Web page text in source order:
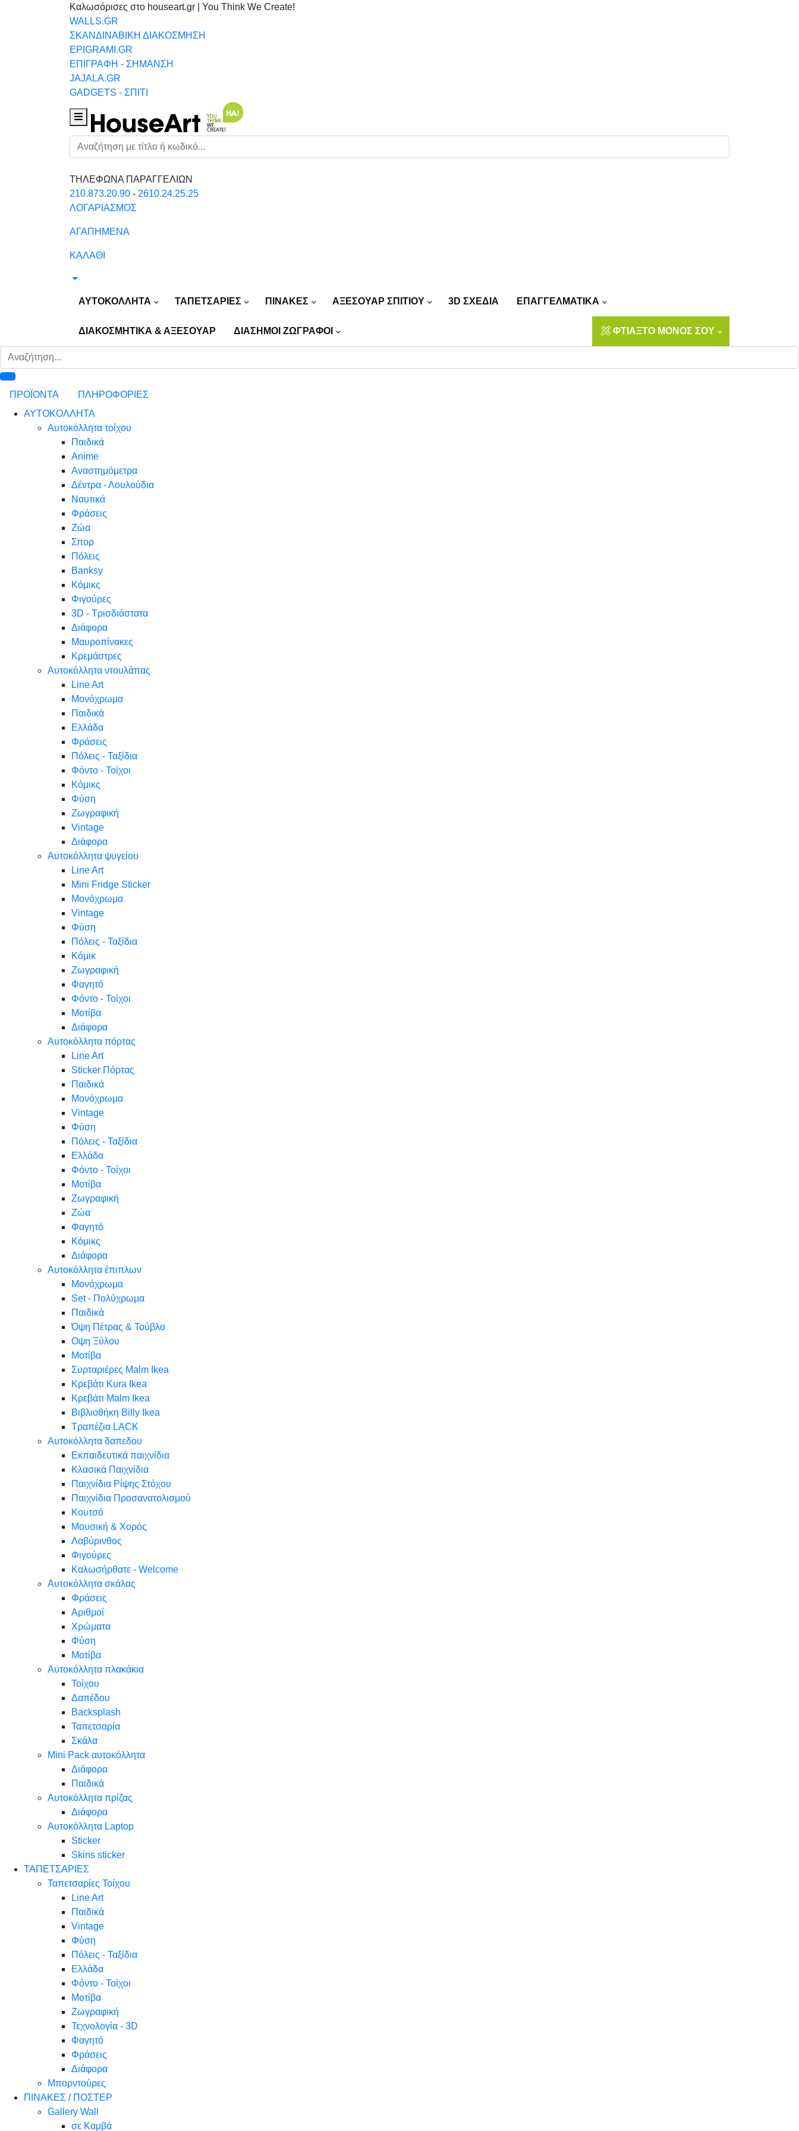
Καλωσόρισες στο houseart.gr | You Think We Create!
WALLS.GR
ΣΚΑΝΔΙΝΑΒΙΚΗ ΔΙΑΚΟΣΜΗΣΗ
EPIGRAMI.GR
ΕΠΙΓΡΑΦΗ - ΣΗΜΑΝΣΗ
JAJALA.GR
GADGETS - ΣΠΙΤΙ
Houseart Menu
Αναζήτηση
ΤΗΛΕΦΩΝΑ ΠΑΡΑΓΓΕΛΙΩΝ
210.873.20.90 - 2610.24.25.25
ΛΟΓΑΡΙΑΣΜΟΣ
ΑΓΑΠΗΜΕΝΑ
ΚΑΛΑΘΙ
ΑΥΤΟΚΟΛΛΗΤΑ ΤΑΠΕΤΣΑΡΙΕΣ ΠΙΝΑΚΕΣ ΑΞΕΣΟΥΑΡ ΣΠΙΤΙΟΥ 3D ΣΧΕΔΙΑ ΕΠΑΓΓΕΛΜΑΤΙΚΑ
ΔΙΑΚΟΣΜΗΤΙΚΑ & ΑΞΕΣΟΥΑΡ ΔΙΑΣΗΜΟΙ ΖΩΓΡΑΦΟΙ ΦΤΙΑΞΤΟ ΜΟΝΟΣ ΣΟΥ
ΠΡΟΪΟΝΤΑ
ΠΛΗΡΟΦΟΡΙΕΣ
ΑΥΤΟΚΟΛΛΗΤΑ
Αυτοκόλλητα τοίχου
Παιδικά
Anime
Αναστημόμετρα
Δέντρα - Λουλούδια
Ναυτικά
Φράσεις
Ζώα
Σπορ
Πόλεις
Banksy
Κόμικς
Φιγούρες
3D - Τρισδιάστατα
Διάφορα
Μαυροπίνακες
Κρεμάστρες
Αυτοκόλλητα ντουλάπας
Line Art
Μονόχρωμα
Παιδικά
Ελλάδα
Φράσεις
Πόλεις - Ταξίδια
Φόντο - Τοίχοι
Κόμικς
Φύση
Ζωγραφική
Vintage
Διάφορα
Αυτοκόλλητα ψυγείου
Line Art
Mini Fridge Sticker
Μονόχρωμα
Vintage
Φύση
Πόλεις - Ταξίδια
Κόμικ
Ζωγραφική
Φαγητό
Φόντο - Τοίχοι
Μοτίβα
Διάφορα
Αυτοκόλλητα πόρτας
Line Art
Sticker Πόρτας
Παιδικά
Μονόχρωμα
Vintage
Φύση
Πόλεις - Ταξίδια
Ελλάδα
Φόντο - Τοίχοι
Μοτίβα
Ζωγραφική
Ζώα
Φαγητό
Κόμικς
Διάφορα
Αυτοκόλλητα έπιπλων
Μονόχρωμα
Set - Πολύχρωμα
Παιδικά
Όψη Πέτρας & Τούβλο
Oψη Ξύλου
Μοτίβα
Συρταριέρες Malm Ikea
Κρεβάτι Kura Ikea
Κρεβάτι Malm Ikea
Βιβλιοθήκη Billy Ikea
Τραπέζια LACK
Αυτοκόλλητα δαπεδου
Εκπαιδευτικά παιχνίδια
Κλασικά Παιχνίδια
Παιχνίδια Ρίψης Στόχου
Παιχνίδια Προσανατολισμού
Κουτσό
Μουσική & Χορός
Λαβύρινθος
Φιγούρες
Καλωσήρθατε - Welcome
Αυτοκόλλητα σκάλας
Φράσεις
Αριθμοί
Χρώματα
Φύση
Μοτίβα
Αυτοκόλλητα πλακάκια
Τοίχου
Δαπέδου
Backsplash
Ταπετσαρία
Σκάλα
Mini Pack αυτοκόλλητα
Διάφορα
Παιδικά
Αυτοκόλλητα πρίζας
Διάφορα
Αυτοκόλλητα Laptop
Sticker
Skins sticker
ΤΑΠΕΤΣΑΡΙΕΣ
Ταπετσαρίες Τοίχου
Line Art
Παιδικά
Vintage
Φύση
Πόλεις - Ταξίδια
Ελλάδα
Φόντο - Τοίχοι
Μοτίβα
Ζωγραφική
Τεχνολογία - 3D
Φαγητό
Φράσεις
Διάφορα
Μπορντούρες
ΠΙΝΑΚΕΣ / ΠΟΣΤΕΡ
Gallery Wall
σε Καμβά